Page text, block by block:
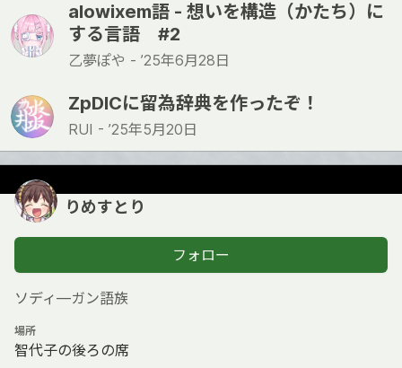
alowixem語 - 想いを構造（かたち）に
する言語 #2
乙夢ぽや - ’25年6月28日
ZpDICに留為辞典を作ったぞ！
RUI - ’25年5月20日
りめすとり
フォロー
ソディ―ガン語族
場所
智代子の後ろの席